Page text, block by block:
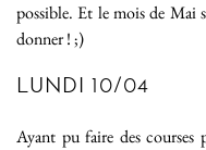
possible. Et le mois de Mai
donner ! ;)
LUNDI 10/04
Ayant pu faire des courses